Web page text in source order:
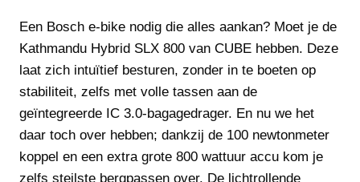
Een Bosch e-bike nodig die alles aankan? Moet je de
Kathmandu Hybrid SLX 800 van CUBE hebben. Deze
laat zich intuïtief besturen, zonder in te boeten op
stabiliteit, zelfs met volle tassen aan de
geïntegreerde IC 3.0-bagagedrager. En nu we het
daar toch over hebben; dankzij de 100 newtonmeter
koppel en een extra grote 800 wattuur accu kom je
zelfs steilste bergpassen over. De lichtrollende